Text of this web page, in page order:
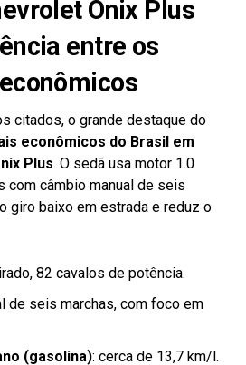
Onix Plus
entre os
citados, o grande destaque do
econômicos do Brasil em
Plus. O sedã usa motor 1.0
com câmbio manual de seis
giro baixo em estrada e reduz o
82 cavalos de potência.
de seis marchas, com foco em
(gasolina): cerca de 13,7 km/l.